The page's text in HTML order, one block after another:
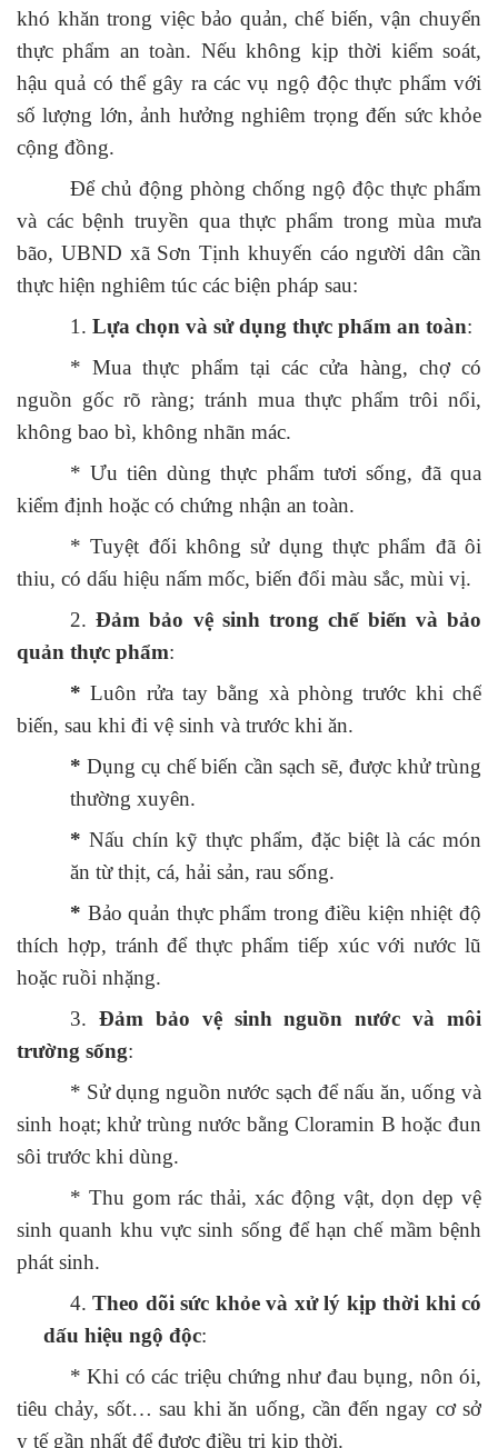
khó khăn trong việc bảo quản, chế biến, vận chuyển
thực phẩm an toàn. Nếu không kịp thời kiểm soát,
hậu quả có thể gây ra các vụ ngộ độc thực phẩm với
số lượng lớn, ảnh hưởng nghiêm trọng đến sức khỏe
cộng đồng.
Để chủ động phòng chống ngộ độc thực phẩm
và các bệnh truyền qua thực phẩm trong mùa mưa
bão, UBND xã Sơn Tịnh khuyến cáo người dân cần
thực hiện nghiêm túc các biện pháp sau:
1. Lựa chọn và sử dụng thực phẩm an toàn:
* Mua thực phẩm tại các cửa hàng, chợ có
nguồn gốc rõ ràng; tránh mua thực phẩm trôi nổi,
không bao bì, không nhãn mác.
* Ưu tiên dùng thực phẩm tươi sống, đã qua
kiểm định hoặc có chứng nhận an toàn.
* Tuyệt đối không sử dụng thực phẩm đã ôi
thiu, có dấu hiệu nấm mốc, biến đổi màu sắc, mùi vị.
2.Đảm bảo vệ sinh trong chế biến và bảo
quản thực phẩm:
*Luôn rửa tay bằng xà phòng trước khi chế
biến, sau khi đi vệ sinh và trước khi ăn.
*Dụng cụ chế biến cần sạch sẽ, được khử trùng
thường xuyên.
* Nấu chín kỹ thực phẩm, đặc biệt là các món
ăn từ thịt, cá, hải sản, rau sống.
* Bảo quản thực phẩm trong điều kiện nhiệt độ
thích hợp, tránh để thực phẩm tiếp xúc với nước lũ
hoặc ruồi nhặng.
3. Đảm bảo vệ sinh nguồn nước và môi
trường sống:
* Sử dụng nguồn nước sạch để nấu ăn, uống và
sinh hoạt; khử trùng nước bằng Cloramin B hoặc đun
sôi trước khi dùng.
* Thu gom rác thải, xác động vật, dọn dẹp vệ
sinh quanh khu vực sinh sống để hạn chế mầm bệnh
phát sinh.
4.Theo dõi sức khỏe và xử lý kịp thời khi có
dấu hiệu ngộ độc:
* Khi có các triệu chứng như đau bụng, nôn ói,
tiêu chảy, sốt… sau khi ăn uống, cần đến ngay cơ sở
y tế gần nhất để được điều trị kịp thời.